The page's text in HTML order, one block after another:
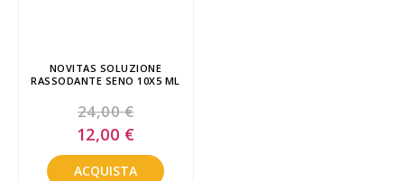
NOVITAS SOLUZIONE
RASSODANTE SENO 10X5 ML
24,00 €
Special
Price
12,00 €
ACQUISTA